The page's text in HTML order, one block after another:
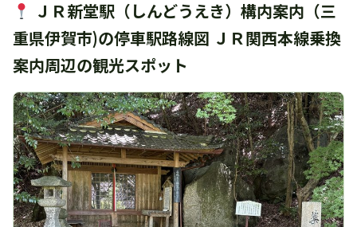
ＪＲ新堂駅（しんどうえき）構内案内（三
重県伊賀市)の停車駅路線図 ＪＲ関西本線乗換
案内周辺の観光スポット